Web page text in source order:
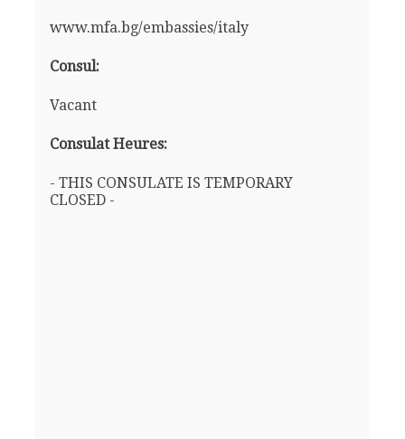
www.mfa.bg/embassies/italy
Consul:
Vacant
Consulat Heures:
- THIS CONSULATE IS TEMPORARY
CLOSED -